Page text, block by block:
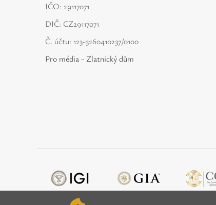
IČO: 29117071
DIČ: CZ29117071
Č. účtu: 123-3260410237/0100
Pro média - Zlatnický dům